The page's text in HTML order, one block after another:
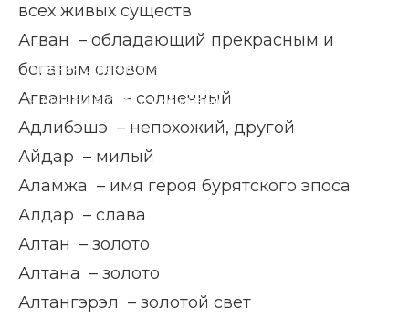
Главная страница
Мужские бурятские имена
всех живых существ
Агван – обладающий прекрасным и
богатым словом
Агваннима – солнечный
Адлибэшэ – непохожий, другой
Айдар – милый
Аламжа – имя героя бурятского эпоса
Алдар – слава
Алтан – золото
Алтана – золото
Алтангэрэл – золотой свет